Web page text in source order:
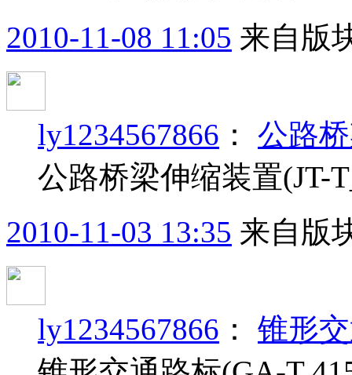
2010-11-08 11:05 来自版
ly1234567866 ： 公路
公路桥梁伸缩装置(JT-
2010-11-03 13:35 来自版
ly1234567866 ： 锥形